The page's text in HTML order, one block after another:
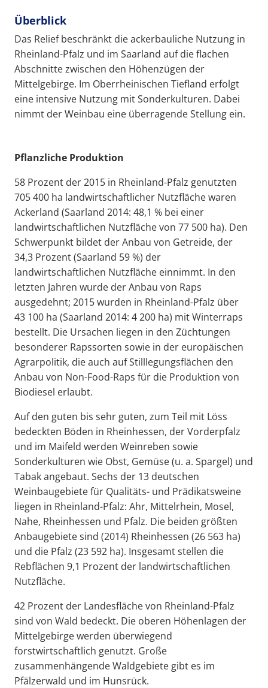
Überblick
Das Relief beschränkt die ackerbauliche Nutzung in
Rheinland-Pfalz und im Saarland auf die flachen
Abschnitte zwischen den Höhenzügen der
Mittelgebirge. Im Oberrheinischen Tiefland erfolgt
eine intensive Nutzung mit Sonderkulturen. Dabei
nimmt der Weinbau eine überragende Stellung ein.
Pflanzliche Produktion
58 Prozent der 2015 in Rheinland-Pfalz genutzten
705 400 ha landwirtschaftlicher Nutzfläche waren
Ackerland (Saarland 2014: 48,1 % bei einer
landwirtschaftlichen Nutzfläche von 77 500 ha). Den
Schwerpunkt bildet der Anbau von Getreide, der
34,3 Prozent (Saarland 59 %) der
landwirtschaftlichen Nutzfläche einnimmt. In den
letzten Jahren wurde der Anbau von Raps
ausgedehnt; 2015 wurden in Rheinland-Pfalz über
43 100 ha (Saarland 2014: 4 200 ha) mit Winterraps
bestellt. Die Ursachen liegen in den Züchtungen
besonderer Rapssorten sowie in der europäischen
Agrarpolitik, die auch auf Stilllegungsflächen den
Anbau von Non-Food-Raps für die Produktion von
Biodiesel erlaubt.
Auf den guten bis sehr guten, zum Teil mit Löss
bedeckten Böden in Rheinhessen, der Vorderpfalz
und im Maifeld werden Weinreben sowie
Sonderkulturen wie Obst, Gemüse (u. a. Spargel) und
Tabak angebaut. Sechs der 13 deutschen
Weinbaugebiete für Qualitäts- und Prädikatsweine
liegen in Rheinland-Pfalz: Ahr, Mittelrhein, Mosel,
Nahe, Rheinhessen und Pfalz. Die beiden größten
Anbaugebiete sind (2014) Rheinhessen (26 563 ha)
und die Pfalz (23 592 ha). Insgesamt stellen die
Rebflächen 9,1 Prozent der landwirtschaftlichen
Nutzfläche.
42 Prozent der Landesfläche von Rheinland-Pfalz
sind von Wald bedeckt. Die oberen Höhenlagen der
Mittelgebirge werden überwiegend
forstwirtschaftlich genutzt. Große
zusammenhängende Waldgebiete gibt es im
Pfälzerwald und im Hunsrück.